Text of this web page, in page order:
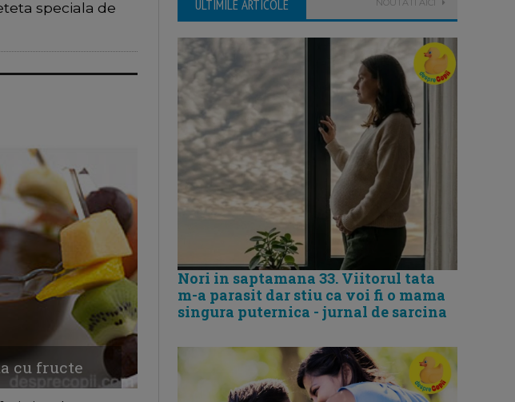
speciala de
cu fructe
ULTIMILE ARTICOLE NOUTATI AICI
Nori in saptamana 33. Viitorul tata
m-a parasit dar stiu ca voi fi o mama
singura puternica - jurnal de sarcina